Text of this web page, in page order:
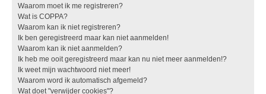
Waarom moet ik me registreren?
Wat is COPPA?
Waarom kan ik niet registreren?
Ik ben geregistreerd maar kan niet aanmelden!
Waarom kan ik niet aanmelden?
Ik heb me ooit geregistreerd maar kan nu niet meer aanmelden!?
Ik weet mijn wachtwoord niet meer!
Waarom word ik automatisch afgemeld?
Wat doet "verwijder cookies"?